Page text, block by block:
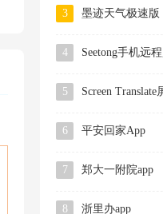
3 墨迹天气极速版
4 Seetong手机远
5 Screen
6 平安回家App
7 郑大一附院app
8 浙里办app